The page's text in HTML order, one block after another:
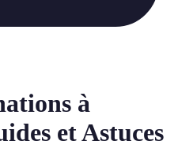
à
et Astuces